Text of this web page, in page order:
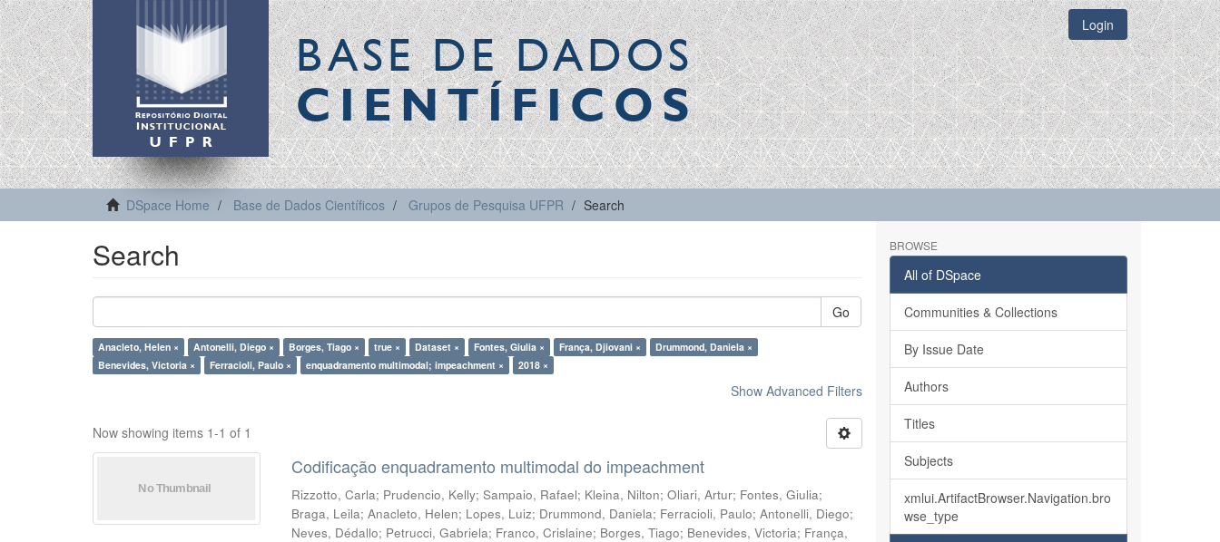
BASE DE DADOS
CIENTÍFICOS
Login
DSpace Home Base de Dados Científicos Grupos de Pesquisa UFPR Search
Search
Go
Anacleto, Helen × Antonelli, Diego × Borges, Tiago × true × Dataset × Fontes, Giulia × França, Djiovani ×
Drummond, Daniela ×
Benevides, Victoria ×
Ferracioli, Paulo × enquadramento multimodal; impeachment × 2018 ×
Show Advanced Filters
Now showing items 1-1 of 1
Codificação enquadramento multimodal do impeachment
Rizzotto, Carla; Prudencio, Kelly;Sampaio, Rafael; Kleina, Nilton;Oliari, Artur; Fontes, Giulia;
Braga, Leila;Anacleto, Helen; Lopes, Luiz; Drummond, Daniela; Ferracioli, Paulo;Antonelli, Diego;
Neves, Dédallo; Petrucci, Gabriela; Franco, Crislaine; Borges, Tiago; Benevides, Victoria; França,
BROWSE
All of DSpace
Communities & Collections
By Issue Date
Authors
Titles
Subjects
xmlui.ArtifactBrowser.Navigation.bro
wse_type